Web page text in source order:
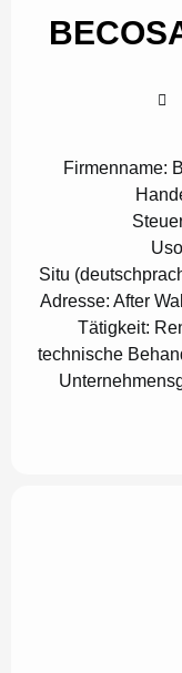
Firmenname:
Situ
Adresse: After
Tätigkeit:
technische